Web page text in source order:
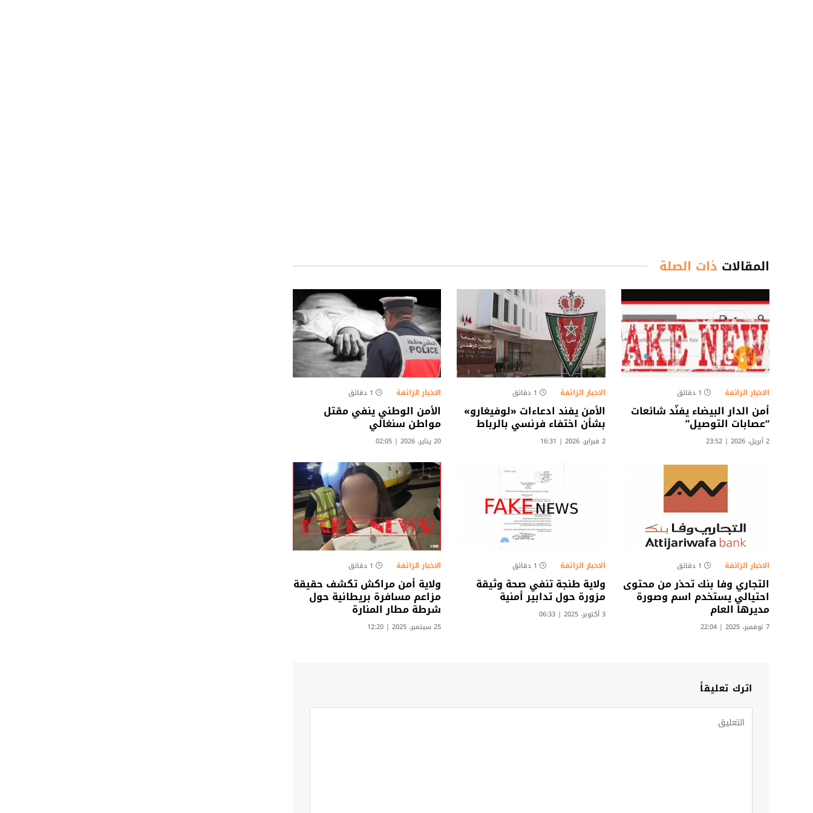
المقالات ذات الصلة
الاخبار الزائفة 1 دقائق
أمن الدار البيضاء يفنّد شائعات
“عصابات التوصيل”
2 أبريل، 2026 | 23:52
الاخبار الزائفة 1 دقائق
الأمن يفند ادعاءات «لوفيغارو»
بشأن اختفاء فرنسي بالرباط
2 فبراير، 2026 | 16:31
الاخبار الزائفة 1 دقائق
الأمن الوطني ينفي مقتل
مواطن سنغالي
20 يناير، 2026 | 02:05
الاخبار الزائفة 1 دقائق
التجاري وفا بنك تحذر من محتوى
احتيالي يستخدم اسم وصورة
مديرها العام
7 نوفمبر، 2025 | 22:04
الاخبار الزائفة 1 دقائق
ولاية طنجة تنفي صحة وثيقة
مزورة حول تدابير أمنية
3 أكتوبر، 2025 | 06:33
الاخبار الزائفة 1 دقائق
ولاية أمن مراكش تكشف حقيقة
مزاعم مسافرة بريطانية حول
شرطة مطار المنارة
25 سبتمبر، 2025 | 12:20
اترك تعليقاً